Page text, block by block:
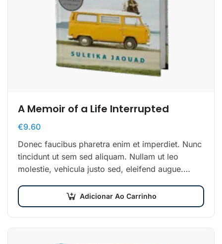
A Memoir of a Life Interrupted
€9.60
Donec faucibus pharetra enim et imperdiet. Nunc
tincidunt ut sem sed aliquam. Nullam ut leo
molestie, vehicula justo sed, eleifend augue.
Adicionar Ao Carrinho